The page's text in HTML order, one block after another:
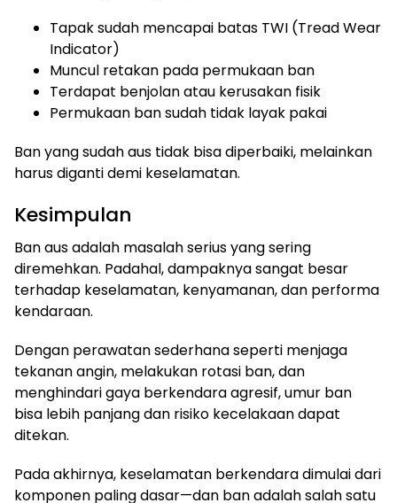
Tapak sudah mencapai batas TWI (Tread Wear
Indicator)
Muncul retakan pada permukaan ban
Terdapat benjolan atau kerusakan fisik
Permukaan ban sudah tidak layak pakai
Ban yang sudah aus tidak bisa diperbaiki, melainkan
harus diganti demi keselamatan.
Kesimpulan
Ban aus adalah masalah serius yang sering
diremehkan. Padahal, dampaknya sangat besar
terhadap keselamatan, kenyamanan, dan performa
kendaraan.
Dengan perawatan sederhana seperti menjaga
tekanan angin, melakukan rotasi ban, dan
menghindari gaya berkendara agresif, umur ban
bisa lebih panjang dan risiko kecelakaan dapat
ditekan.
Pada akhirnya, keselamatan berkendara dimulai dari
komponen paling dasar—dan ban adalah salah satu